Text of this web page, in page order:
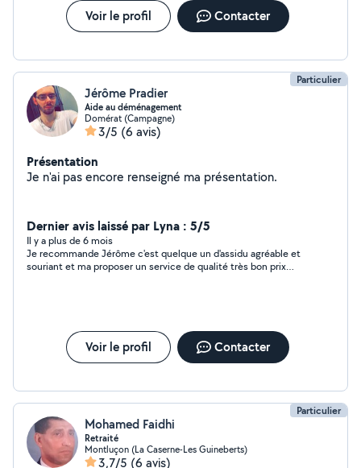
Voir le profil Contacter
Particulier
Jérôme Pradier
Aide au déménagement
Domérat (Campagne)
3/5 (6 avis)
Présentation
Je n'ai pas encore renseigné ma présentation.
Dernier avis laissé par Lyna : 5/5
Il y a plus de 6 mois
Je recommande Jérôme c'est quelque un d'assidu agréable et
souriant et ma proposer un service de qualité très bon prix
Voir le profil Contacter
Particulier
Mohamed Faidhi
Retraité
Montluçon (La Caserne-Les Guineberts)
3,7/5 (6 avis)